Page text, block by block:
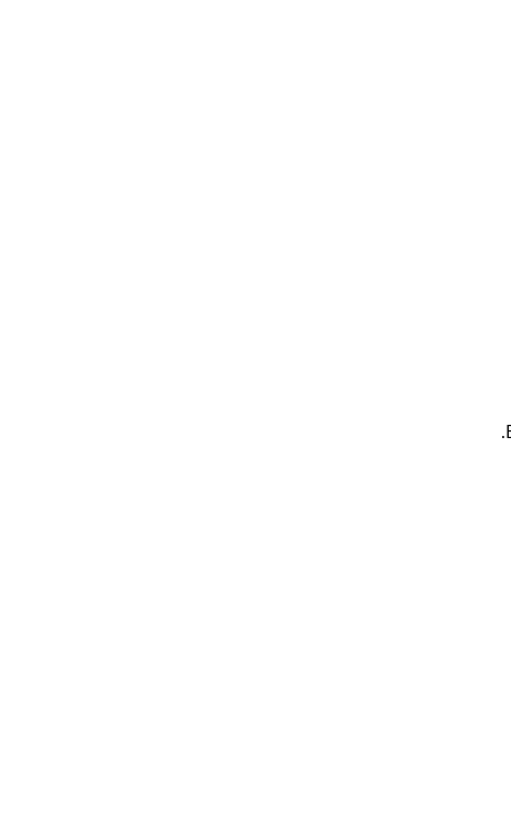
عبارة عن منصة للمعاملات، وليس متجرًا خاصًا بها. فكر في الأمر مثل التسوق على Depop أو Etsy.